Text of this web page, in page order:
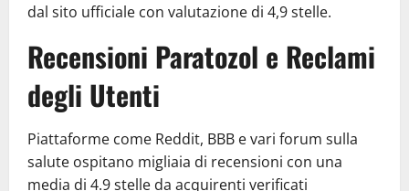
dal sito ufficiale con valutazione di 4,9 stelle.
Recensioni Paratozol e Reclami
degli Utenti
Piattaforme come Reddit, BBB e vari forum sulla
salute ospitano migliaia di recensioni con una
media di 4.9 stelle da acquirenti verificati